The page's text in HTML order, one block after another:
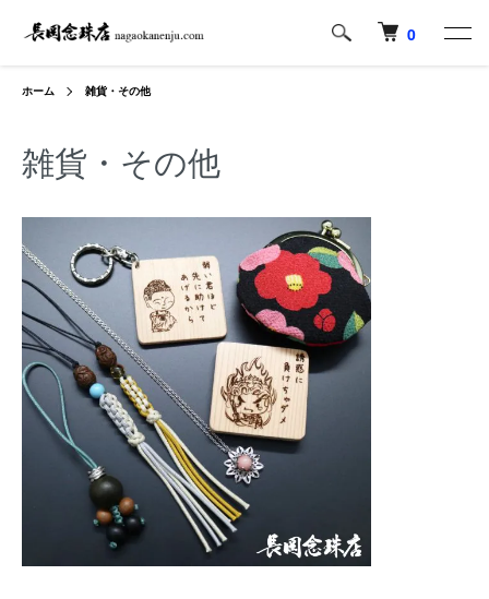
0
ホーム 雑貨・その他
雑貨・その他